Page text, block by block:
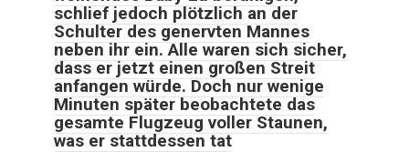
schlief jedoch plötzlich an der
Schulter des genervten Mannes
neben ihr ein. Alle waren sich sicher,
dass er jetzt einen großen Streit
anfangen würde. Doch nur wenige
Minuten später beobachtete das
gesamte Flugzeug voller Staunen,
was er stattdessen tat